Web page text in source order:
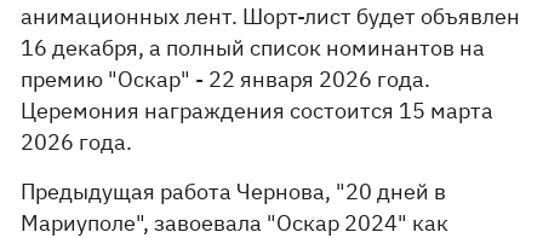
анимационных лент. Шорт-лист будет объявлен
16 декабря, а полный список номинантов на
премию "Оскар" - 22 января 2026 года.
Церемония награждения состоится 15 марта
2026 года.
Предыдущая работа Чернова, "20 дней в
Мариуполе", завоевала "Оскар 2024" как